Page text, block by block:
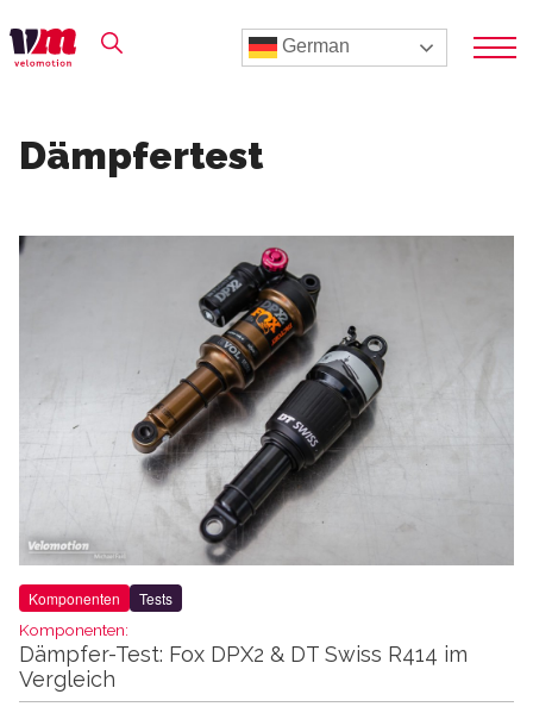
German
Dämpfertest
Komponenten Tests
Komponenten:
Dämpfer-Test: Fox DPX2 & DT Swiss R414 im
Vergleich